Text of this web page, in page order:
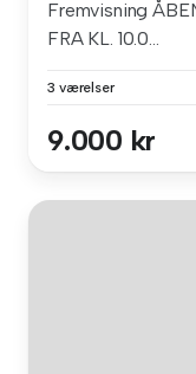
Fremvisning
FRA KL. 10.0...
3 værelser
9.000 kr